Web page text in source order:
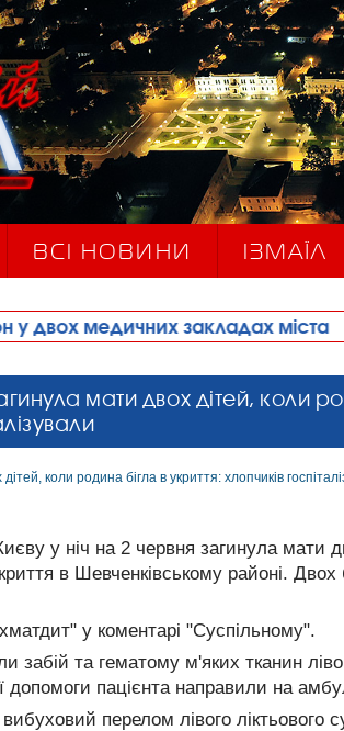
ВСІ НОВИНИ ІЗМАЇЛ
закладах міста •
мати двох дітей, коли
у ніч на 2 червня загинула мати
в Шевченківському районі. Двох
у коментарі "Суспільному".
забій та гематому м'яких тканин
пацієнта направили на
перелом лівого ліктьового